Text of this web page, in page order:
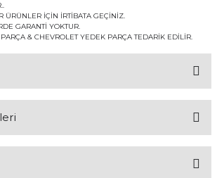
ÜRÜNLER İÇİN İRTİBATA GEÇİNİZ.
GARANTİ YOKTUR.
& CHEVROLET YEDEK PARÇA TEDARİK EDİLİR.